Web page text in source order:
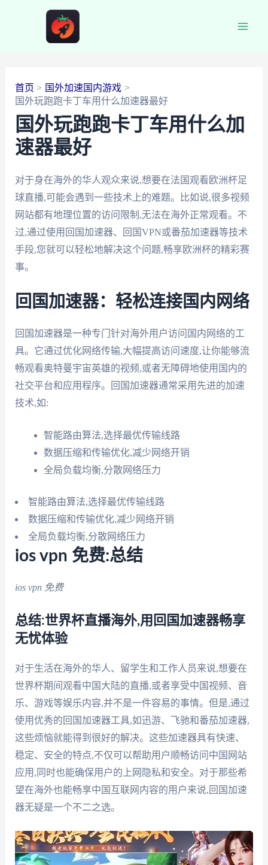
首页
国外加速国内游戏
国外玩跑跑卡丁车用什么加速器最好
国外玩跑跑卡丁车用什么加
速器最好
对于身在海外的华人观众来说,想要在法国观看欧洲杯足
球直播,可能会遇到一些技术上的难题。比如说,很多视频
网站都有地理位置的访问限制,无法在海外正常观看。不
过,通过使用回国加速器、回国VPN或番茄加速器等技术
手段,您就可以轻松地解决这个问题,畅享欧洲杯的精彩赛
事。
回国加速器：轻松连接国内网络
回国加速器是一种专门针对海外用户访问国内网络的工
具。它通过优化网络传输,大幅提高访问速度,让你能够流
畅观看奥特曼宇宙英雄的视频,或者无障碍地使用国内的
社交平台和应用程序。回国加速器通常采用先进的加速
技术,如:
智能路由算法,选择最优传输线路
数据压缩和传输优化,减少网络开销
全局负载均衡,分散网络压力
智能路由算法,选择最优传输线路
数据压缩和传输优化,减少网络开销
全局负载均衡,分散网络压力
ios vpn 免费:总结
ios vpn 免费
总结:世界杯直播海外,用回国加速器畅享
无忧体验
对于生活在海外的华人、留学生和工作人员来说,想要在
世界杯期间观看中国大陆的直播,或者享受中国视频、音
乐、游戏等娱乐内容,并不是一件容易的事情。但是,通过
使用优秀的回国加速器工具,如迅游、飞驰和番茄加速器,
这些烦恼就能得到很好的解决。这些加速器具有快速、
稳定、安全的特点,不仅可以帮助用户顺畅访问中国网站
应用,同时也能确保用户的上网隐私和安全。对于那些希
望在海外也能畅享中国互联网内容的用户来说,回国加速
器无疑是一个不二之选。